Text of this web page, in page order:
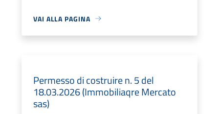
VAI ALLA PAGINA
Permesso di costruire n. 5 del
18.03.2026 (Immobiliaqre Mercato
sas)